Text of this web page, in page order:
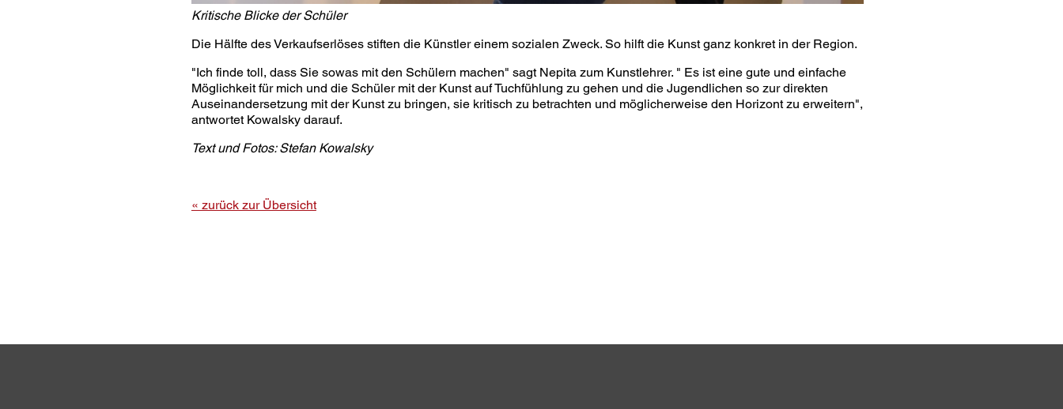
Kritische Blicke der Schüler
Die Hälfte des Verkaufserlöses stiften die Künstler einem sozialen Zweck. So hilft die Kunst ganz konkret in der Region.
"Ich finde toll, dass Sie sowas mit den Schülern machen" sagt Nepita zum Kunstlehrer. " Es ist eine gute und einfache
Möglichkeit für mich und die Schüler mit der Kunst auf Tuchfühlung zu gehen und die Jugendlichen so zur direkten
Auseinandersetzung mit der Kunst zu bringen, sie kritisch zu betrachten und möglicherweise den Horizont zu erweitern",
antwortet Kowalsky darauf.
Text und Fotos: Stefan Kowalsky
« zurück zur Übersicht